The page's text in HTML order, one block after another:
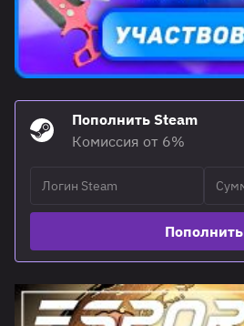
Пополнить Steam
Комиссия от 6%
Пополнить